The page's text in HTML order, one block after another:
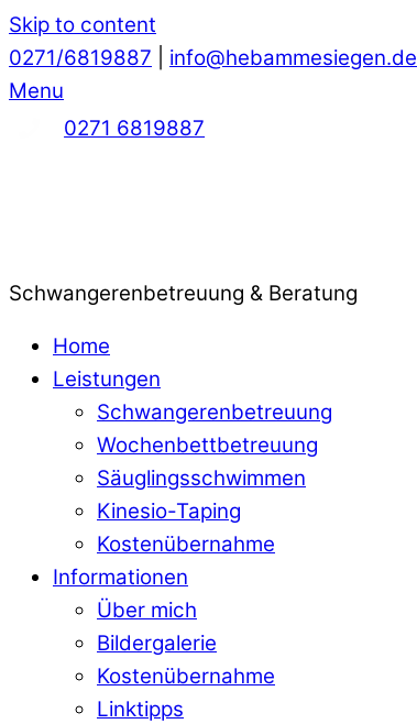
Skip to content
0271/6819887
info@hebammesiegen.de
Menu
0271 6819887
Schwangerenbetreuung & Beratung
Home
Leistungen
Schwangerenbetreuung
Wochenbettbetreuung
Säuglingsschwimmen
Kinesio-Taping
Kostenübernahme
Informationen
Über mich
Bildergalerie
Kostenübernahme
Linktipps